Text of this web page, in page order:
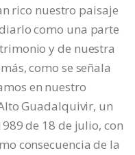
rico nuestro paisaje
como una parte
y de nuestra
como se señala
en nuestro
Guadalquivir, un
de 18 de julio, con
consecuencia de la